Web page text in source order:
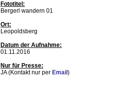
Fototitel:
Bergerl wandern 01
Ort:
Leopoldsberg
Datum der Aufnahme:
01.11.2016
Nur für Presse:
JA (Kontakt nur per Email )